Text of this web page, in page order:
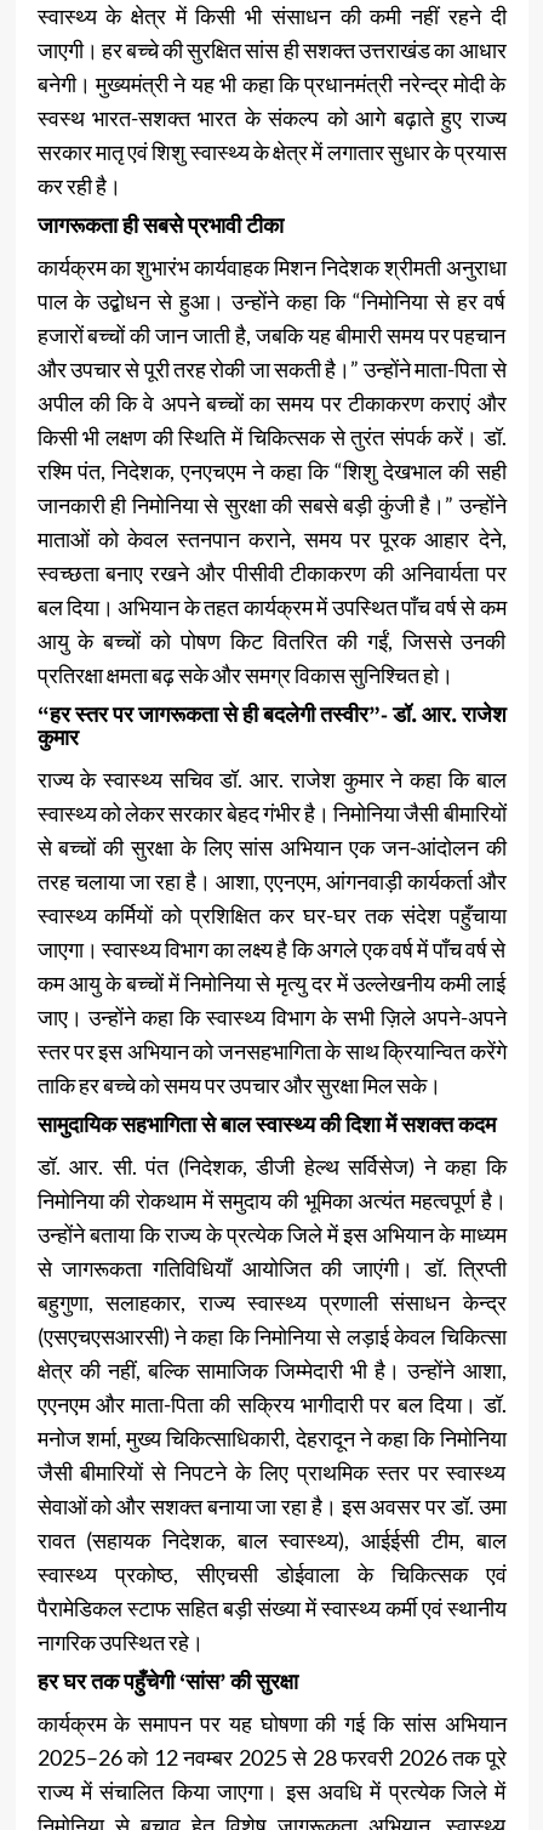
स्वास्थ्य के क्षेत्र में किसी भी संसाधन की कमी नहीं रहने दी
जाएगी। हर बच्चे की सुरक्षित सांस ही सशक्त उत्तराखंड का आधार
बनेगी। मुख्यमंत्री ने यह भी कहा कि प्रधानमंत्री नरेन्द्र मोदी के
स्वस्थ भारत-सशक्त भारत के संकल्प को आगे बढ़ाते हुए राज्य
सरकार मातृ एवं शिशु स्वास्थ्य के क्षेत्र में लगातार सुधार के प्रयास
कर रही है।
जागरूकता ही सबसे प्रभावी टीका
कार्यक्रम का शुभारंभ कार्यवाहक मिशन निदेशक श्रीमती अनुराधा
पाल के उद्बोधन से हुआ। उन्होंने कहा कि “निमोनिया से हर वर्ष
हजारों बच्चों की जान जाती है, जबकि यह बीमारी समय पर पहचान
और उपचार से पूरी तरह रोकी जा सकती है।” उन्होंने माता-पिता से
अपील की कि वे अपने बच्चों का समय पर टीकाकरण कराएं और
किसी भी लक्षण की स्थिति में चिकित्सक से तुरंत संपर्क करें। डॉ.
रश्मि पंत, निदेशक, एनएचएम ने कहा कि “शिशु देखभाल की सही
जानकारी ही निमोनिया से सुरक्षा की सबसे बड़ी कुंजी है।” उन्होंने
माताओं को केवल स्तनपान कराने, समय पर पूरक आहार देने,
स्वच्छता बनाए रखने और पीसीवी टीकाकरण की अनिवार्यता पर
बल दिया। अभियान के तहत कार्यक्रम में उपस्थित पाँच वर्ष से कम
आयु के बच्चों को पोषण किट वितरित की गईं, जिससे उनकी
प्रतिरक्षा क्षमता बढ़ सके और समग्र विकास सुनिश्चित हो।
“हर स्तर पर जागरूकता से ही बदलेगी तस्वीर”- डॉ. आर. राजेश
कुमार
राज्य के स्वास्थ्य सचिव डॉ. आर. राजेश कुमार ने कहा कि बाल
स्वास्थ्य को लेकर सरकार बेहद गंभीर है। निमोनिया जैसी बीमारियों
से बच्चों की सुरक्षा के लिए सांस अभियान एक जन-आंदोलन की
तरह चलाया जा रहा है। आशा, एएनएम, आंगनवाड़ी कार्यकर्ता और
स्वास्थ्य कर्मियों को प्रशिक्षित कर घर-घर तक संदेश पहुँचाया
जाएगा। स्वास्थ्य विभाग का लक्ष्य है कि अगले एक वर्ष में पाँच वर्ष से
कम आयु के बच्चों में निमोनिया से मृत्यु दर में उल्लेखनीय कमी लाई
जाए। उन्होंने कहा कि स्वास्थ्य विभाग के सभी ज़िले अपने-अपने
स्तर पर इस अभियान को जनसहभागिता के साथ क्रियान्वित करेंगे
ताकि हर बच्चे को समय पर उपचार और सुरक्षा मिल सके।
सामुदायिक सहभागिता से बाल स्वास्थ्य की दिशा में सशक्त कदम
डॉ. आर. सी. पंत (निदेशक, डीजी हेल्थ सर्विसेज) ने कहा कि
निमोनिया की रोकथाम में समुदाय की भूमिका अत्यंत महत्वपूर्ण है।
उन्होंने बताया कि राज्य के प्रत्येक जिले में इस अभियान के माध्यम
से जागरूकता गतिविधियाँ आयोजित की जाएंगी। डॉ. त्रिप्ती
बहुगुणा, सलाहकार, राज्य स्वास्थ्य प्रणाली संसाधन केन्द्र
(एसएचएसआरसी) ने कहा कि निमोनिया से लड़ाई केवल चिकित्सा
क्षेत्र की नहीं, बल्कि सामाजिक जिम्मेदारी भी है। उन्होंने आशा,
एएनएम और माता-पिता की सक्रिय भागीदारी पर बल दिया। डॉ.
मनोज शर्मा, मुख्य चिकित्साधिकारी, देहरादून ने कहा कि निमोनिया
जैसी बीमारियों से निपटने के लिए प्राथमिक स्तर पर स्वास्थ्य
सेवाओं को और सशक्त बनाया जा रहा है। इस अवसर पर डॉ. उमा
रावत (सहायक निदेशक, बाल स्वास्थ्य), आईईसी टीम, बाल
स्वास्थ्य प्रकोष्ठ, सीएचसी डोईवाला के चिकित्सक एवं
पैरामेडिकल स्टाफ सहित बड़ी संख्या में स्वास्थ्य कर्मी एवं स्थानीय
नागरिक उपस्थित रहे।
हर घर तक पहुँचेगी ‘सांस’ की सुरक्षा
कार्यक्रम के समापन पर यह घोषणा की गई कि सांस अभियान
2025–26 को 12 नवम्बर 2025 से 28 फरवरी 2026 तक पूरे
राज्य में संचालित किया जाएगा। इस अवधि में प्रत्येक जिले में